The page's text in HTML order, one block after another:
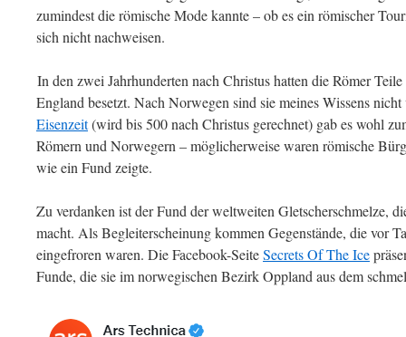
zumindest die römische Mode kannte – ob es ein römischer
sich nicht nachweisen.
In den zwei Jahrhunderten nach Christus hatten die Römer
England besetzt. Nach Norwegen sind sie meines Wissens
Eisenzeit(wird bis 500 nach Christus gerechnet) gab es wohl
Römern und Norwegern – möglicherweise waren römische
wie ein Fund zeigte.
Zu verdanken ist der Fund der weltweiten Gletscherschmelze,
macht. Als Begleiterscheinung kommen Gegenstände, die vor
eingefroren waren. Die Facebook-SeiteSecrets Of The Ice
Funde, die sie im norwegischen Bezirk Oppland aus dem